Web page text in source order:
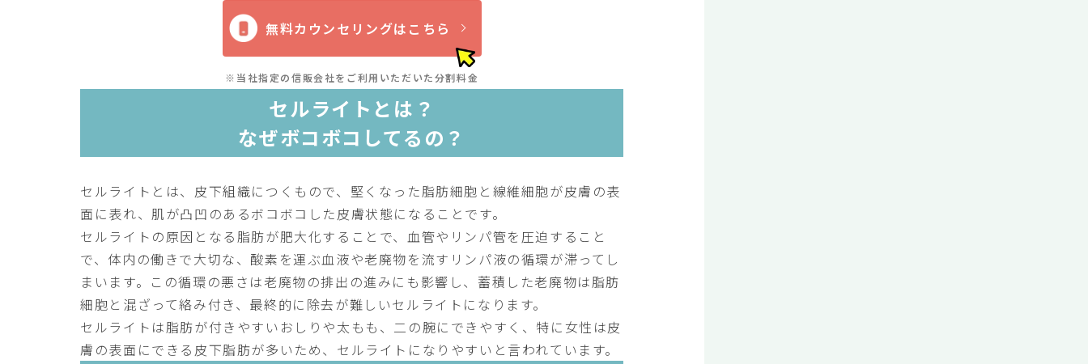
無料カウンセリングはこちら
※当社指定の信販会社をご利用いただいた分割料金
セルライトとは？
なぜボコボコしてるの？
セルライトとは、皮下組織につくもので、堅くなった脂肪細胞と線維細胞が皮膚の表
面に表れ、肌が凸凹のあるボコボコした皮膚状態になることです。
セルライトの原因となる脂肪が肥大化することで、血管やリンパ管を圧迫すること
で、体内の働きで大切な、酸素を運ぶ血液や老廃物を流すリンパ液の循環が滞ってし
まいます。この循環の悪さは老廃物の排出の進みにも影響し、蓄積した老廃物は脂肪
細胞と混ざって絡み付き、最終的に除去が難しいセルライトになります。
セルライトは脂肪が付きやすいおしりや太もも、二の腕にできやすく、特に女性は皮
膚の表面にできる皮下脂肪が多いため、セルライトになりやすいと言われています。